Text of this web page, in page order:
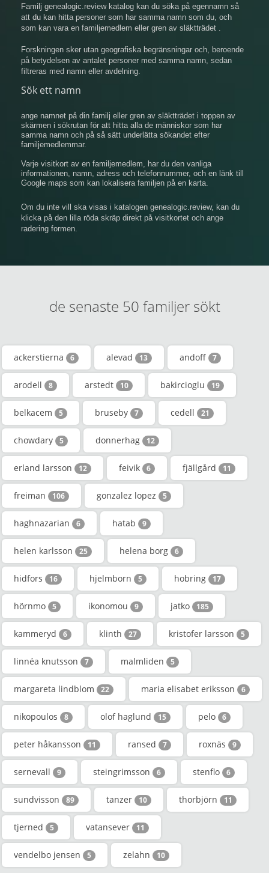
Familj genealogic.review katalog kan du söka på egennamn så
att du kan hitta personer som har samma namn som du, och
som kan vara en familjemedlem eller gren av släktträdet .
Forskningen sker utan geografiska begränsningar och, beroende
på betydelsen av antalet personer med samma namn, sedan
filtreras med namn eller avdelning.
Sök ett namn
ange namnet på din familj eller gren av släktträdet i toppen av
skärmen i sökrutan för att hitta alla de människor som har
samma namn och på så sätt underlätta sökandet efter
familjemedlemmar.
Varje visitkort av en familjemedlem, har du den vanliga
informationen, namn, adress och telefonnummer, och en länk till
Google maps som kan lokalisera familjen på en karta.
Om du inte vill ska visas i katalogen genealogic.review, kan du
klicka på den lilla röda skräp direkt på visitkortet och ange
radering formen.
de senaste 50 familjer sökt
ackerstierna 6 alevad 13 andoff 7
arodell 8 arstedt 10 bakircioglu 19
belkacem 5 bruseby 7 cedell 21
chowdary 5 donnerhag 12
erland larsson 12 feivik 6 fjällgård 11
freiman 106 gonzalez lopez 5
haghnazarian 6 hatab 9
helen karlsson 25 helena borg 6
hidfors 16 hjelmborn 5 hobring 17
hörnmo 5 ikonomou 9 jatko 185
kammeryd 6 klinth 27 kristofer larsson 5
linnéa knutsson 7 malmliden 5
margareta lindblom 22 maria elisabet eriksson 6
nikopoulos 8 olof haglund 15 pelo 6
peter håkansson 11 ransed 7 roxnäs 9
sernevall 9 steingrimsson 6 stenflo 6
sundvisson 89 tanzer 10 thorbjörn 11
tjerned 5 vatansever 11
vendelbo jensen 5 zelahn 10